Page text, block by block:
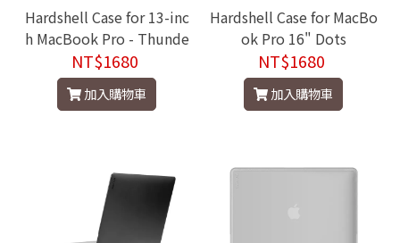
Hardshell Case for 13-inc
h MacBook Pro - Thunde
rbolt 3 (USB-C) Dots
NT$1680
加入購物車
Hardshell Case for MacBo
ok Pro 16" Dots
NT$1680
加入購物車